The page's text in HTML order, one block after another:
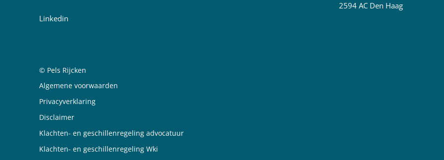
Linkedin
2594 AC Den Haag
Juridische informatie
© Pels Rijcken
Algemene voorwaarden
Privacyverklaring
Disclaimer
Klachten- en geschillenregeling advocatuur
Klachten- en geschillenregeling Wki